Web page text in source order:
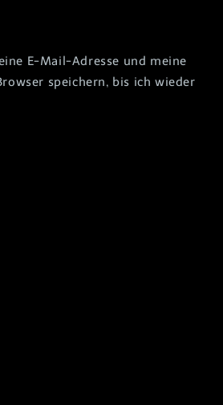
E-Mail-Adresse und meine
speichern, bis ich wieder